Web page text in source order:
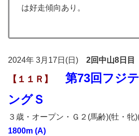
は好走傾向あり。
2024年 3月17日(日) 2回中山8日目
【１１Ｒ】
第73回フジ
ングＳ
３歳・オープン・Ｇ２(馬齢)(牡・
1800m (A)